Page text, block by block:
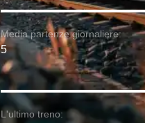
Media partenze giornaliere:
5
L'ultimo treno: